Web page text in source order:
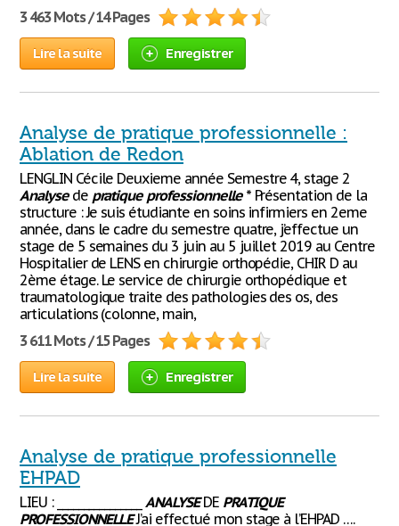
3 463 Mots / 14 Pages
Lire la suite Enregistrer
Analyse de pratique professionnelle :
Ablation de Redon
LENGLIN Cécile Deuxieme année Semestre 4, stage 2
Analysede pratique professionnelle* Présentation de la
structure : Je suis étudiante en soins infirmiers en 2eme
année, dans le cadre du semestre quatre, j’effectue un
stage de 5 semaines du 3 juin au 5 juillet 2019 au Centre
Hospitalier de LENS en chirurgie orthopédie, CHIR D au
2ème étage. Le service de chirurgie orthopédique et
traumatologique traite des pathologies des os, des
articulations (colonne, main,
3 611 Mots / 15 Pages
Lire la suite Enregistrer
Analyse de pratique professionnelle
EHPAD
LIEU : ________________ANALYSEDE PRATIQUE
PROFESSIONNELLEJ’ai effectué mon stage à l’EHPAD ….